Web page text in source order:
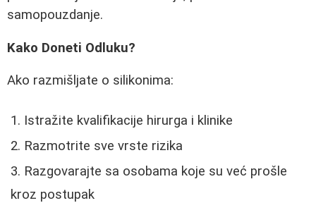
samopouzdanje.
Kako Doneti Odluku?
Ako razmišljate o silikonima:
Istražite kvalifikacije hirurga i klinike
Razmotrite sve vrste rizika
Razgovarajte sa osobama koje su već prošle
kroz postupak